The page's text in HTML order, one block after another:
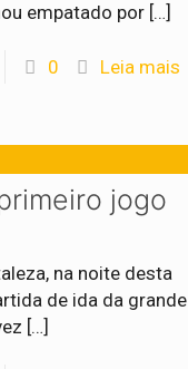
empatado por […]
0 Leia mais
jogo
na noite desta
de ida da grande
[…]